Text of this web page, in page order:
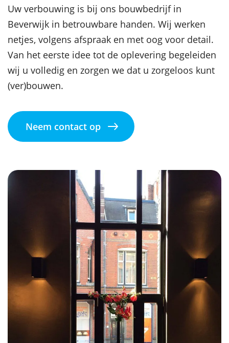
Uw verbouwing is bij ons bouwbedrijf in
Beverwijk in betrouwbare handen. Wij werken
netjes, volgens afspraak en met oog voor detail.
Van het eerste idee tot de oplevering begeleiden
wij u volledig en zorgen we dat u zorgeloos kunt
(ver)bouwen.
Neem contact op